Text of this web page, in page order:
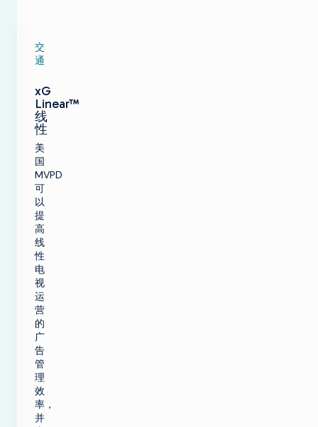
交
通
xG
Linear™
线
性
美
国
MVPD
可
以
提
高
线
性
电
视
运
营
的
广
告
管
理
效
率，
并